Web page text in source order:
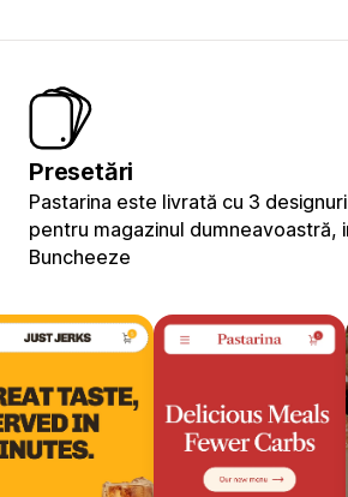
Presetări
Pastarina este livrată cu 3
pentru magazinul dumneavoastră,
Buncheeze